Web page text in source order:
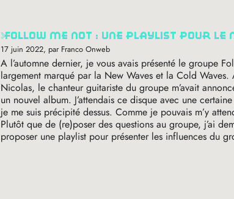
follow me not : une playlist pour le
17 juin 2022, par Franco Onweb
A l’automne dernier, je vous avais présenté le groupe
largement marqué par la New Waves et la Cold
Nicolas, le chanteur guitariste du groupe m’avait
un nouvel album. J’attendais ce disque avec une
je me suis précipité dessus. Comme je pouvais m’y
Plutôt que de (re)poser des questions au groupe, j’ai
proposer une playlist pour présenter les influences du